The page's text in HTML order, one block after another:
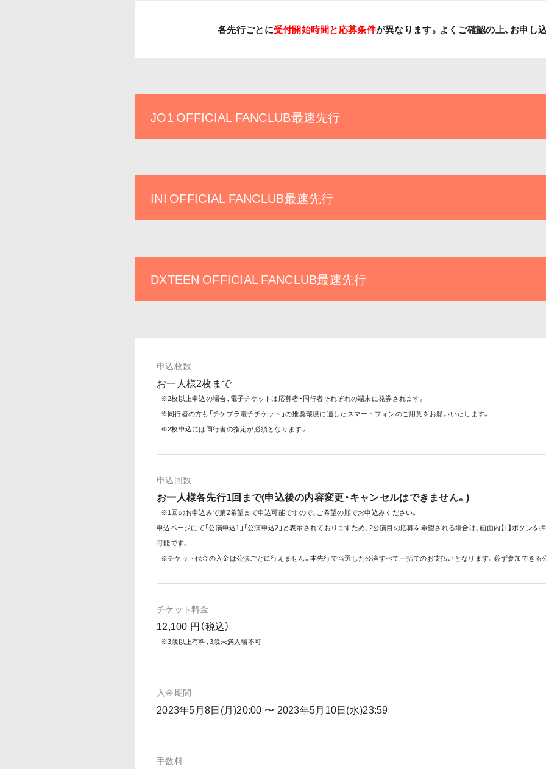
各先行ごとに受付開始時間と応募条件が異なります。よくご確認の上、お申し
JO1 OFFICIAL FANCLUB最速先行
INI OFFICIAL FANCLUB最速先行
DXTEEN OFFICIAL FANCLUB最速先行
申込枚数
お一人様2枚まで
※2枚以上申込の場合、電子チケットは応募者・同行者それぞれの端末に発券されます。
※同行者の方も「チケプラ電子チケット」の推奨環境に適したスマートフォンのご用意をお願いいたします。
※2枚申込には同行者の指定が必須となります。
申込回数
お一人様各先行1回まで(申込後の内容変更・キャンセルはできません。)
※1回のお申込みで第2希望まで申込可能ですので、ご希望の順でお申込みください。
申込ページにて「公演申込1」「公演申込2」と表示されておりますため、2公演目の応募を希望される場合は、画面内【+】ボタン
可能です。
※チケット代金の入金は公演ごとに行えません。本先行で当選した公演すべて一括でのお支払いとなります。必ず参加できる
チケット料金
12,100 円（税込）
※3歳以上有料、3歳未満入場不可
入金期間
2023年5月8日(月)20:00 〜 2023年5月10日(水)23:59
手数料